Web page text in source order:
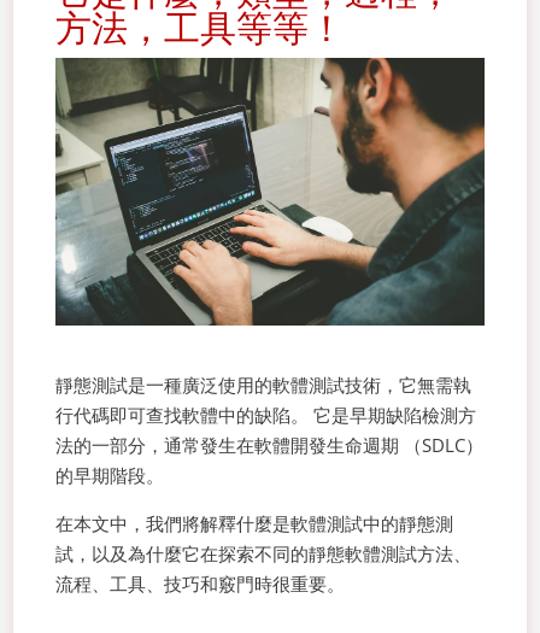
方法，工具等等！
靜態測試是一種廣泛使用的軟體測試技術，它無需執
行代碼即可查找軟體中的缺陷。 它是早期缺陷檢測方
法的一部分，通常發生在軟體開發生命週期 （SDLC）
的早期階段。
在本文中，我們將解釋什麼是軟體測試中的靜態測
試，以及為什麼它在探索不同的靜態軟體測試方法、
流程、工具、技巧和竅門時很重要。